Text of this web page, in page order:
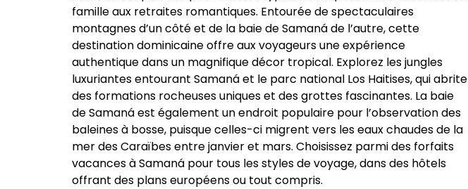
famille aux retraites romantiques. Entourée de spectaculaires
montagnes d’un côté et de la baie de Samaná de l’autre, cette
destination dominicaine offre aux voyageurs une expérience
authentique dans un magnifique décor tropical. Explorez les jungles
luxuriantes entourant Samaná et le parc national Los Haitises, qui abrite
des formations rocheuses uniques et des grottes fascinantes. La baie
de Samaná est également un endroit populaire pour l’observation des
baleines à bosse, puisque celles-ci migrent vers les eaux chaudes de la
mer des Caraïbes entre janvier et mars. Choisissez parmi des forfaits
vacances à Samaná pour tous les styles de voyage, dans des hôtels
offrant des plans européens ou tout compris.